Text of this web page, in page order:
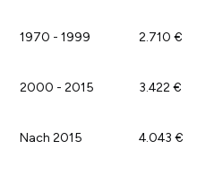
1970 - 1999 2.710 €
2000 - 2015 3.422 €
Nach 2015 4.043 €